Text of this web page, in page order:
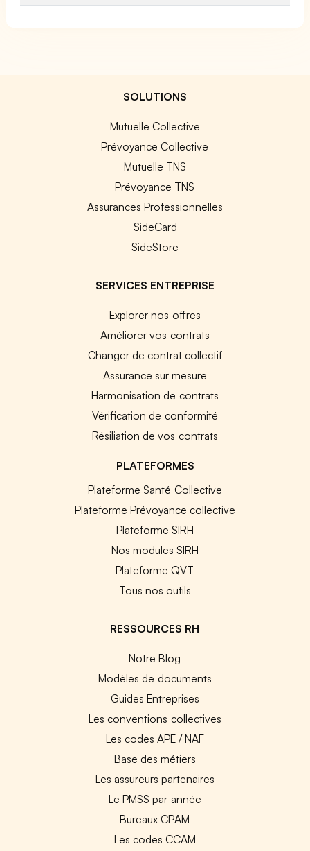
SOLUTIONS
Mutuelle Collective
Prévoyance Collective
Mutuelle TNS
Prévoyance TNS
Assurances Professionnelles
SideCard
SideStore
SERVICES ENTREPRISE
Explorer nos offres
Améliorer vos contrats
Changer de contrat collectif
Assurance sur mesure
Harmonisation de contrats
Vérification de conformité
Résiliation de vos contrats
PLATEFORMES
Plateforme Santé Collective
Plateforme Prévoyance collective
Plateforme SIRH
Nos modules SIRH
Plateforme QVT
Tous nos outils
RESSOURCES RH
Notre Blog
Modèles de documents
Guides Entreprises
Les conventions collectives
Les codes APE / NAF
Base des métiers
Les assureurs partenaires
Le PMSS par année
Bureaux CPAM
Les codes CCAM